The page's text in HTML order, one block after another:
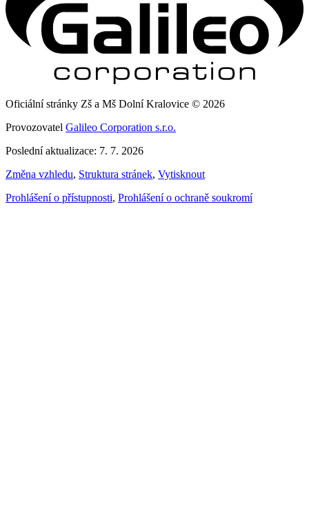
Oficiální stránky Zš a Mš Dolní Kralovice © 2026
Provozovatel Galileo Corporation s.r.o.
Poslední aktualizace: 7. 7. 2026
Změna vzhledu, Struktura stránek, Vytisknout
Prohlášení o přístupnosti, Prohlášení o ochraně soukromí